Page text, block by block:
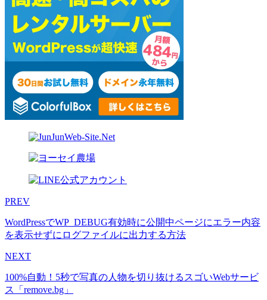
PREV
WordPressでWP_DEBUG有効時に公開中ページにエラー内容
を表示せずにログファイルに出力する方法
NEXT
100%自動！5秒で写真の人物を切り抜けるスゴいWebサービ
ス「remove.bg」